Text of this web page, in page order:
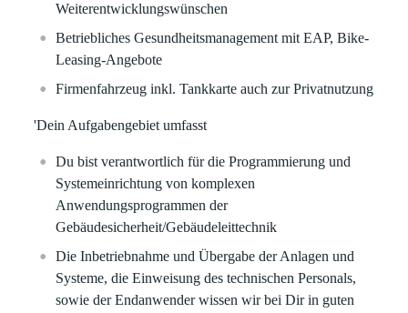
Weiterentwicklungswünschen
Betriebliches Gesundheitsmanagement mit EAP, Bike-
Leasing-Angebote
Firmenfahrzeug inkl. Tankkarte auch zur Privatnutzung
'Dein Aufgabengebiet umfasst
Du bist verantwortlich für die Programmierung und
Systemeinrichtung von komplexen
Anwendungsprogrammen der
Gebäudesicherheit/Gebäudeleittechnik
Die Inbetriebnahme und Übergabe der Anlagen und
Systeme, die Einweisung des technischen Personals,
sowie der Endanwender wissen wir bei Dir in guten